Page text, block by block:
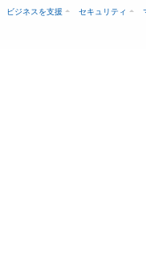
ビジネスを支援 セキュリティ